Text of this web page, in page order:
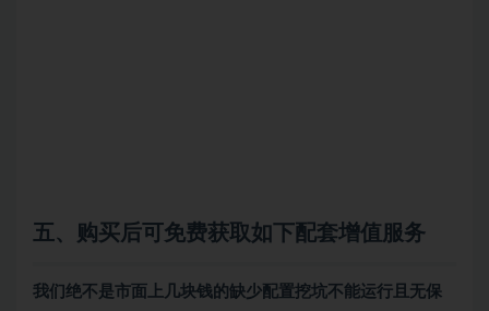
五、购买后可免费获取如下配套增值服务
我们绝不是市面上几块钱的缺少配置挖坑不能运行且无保